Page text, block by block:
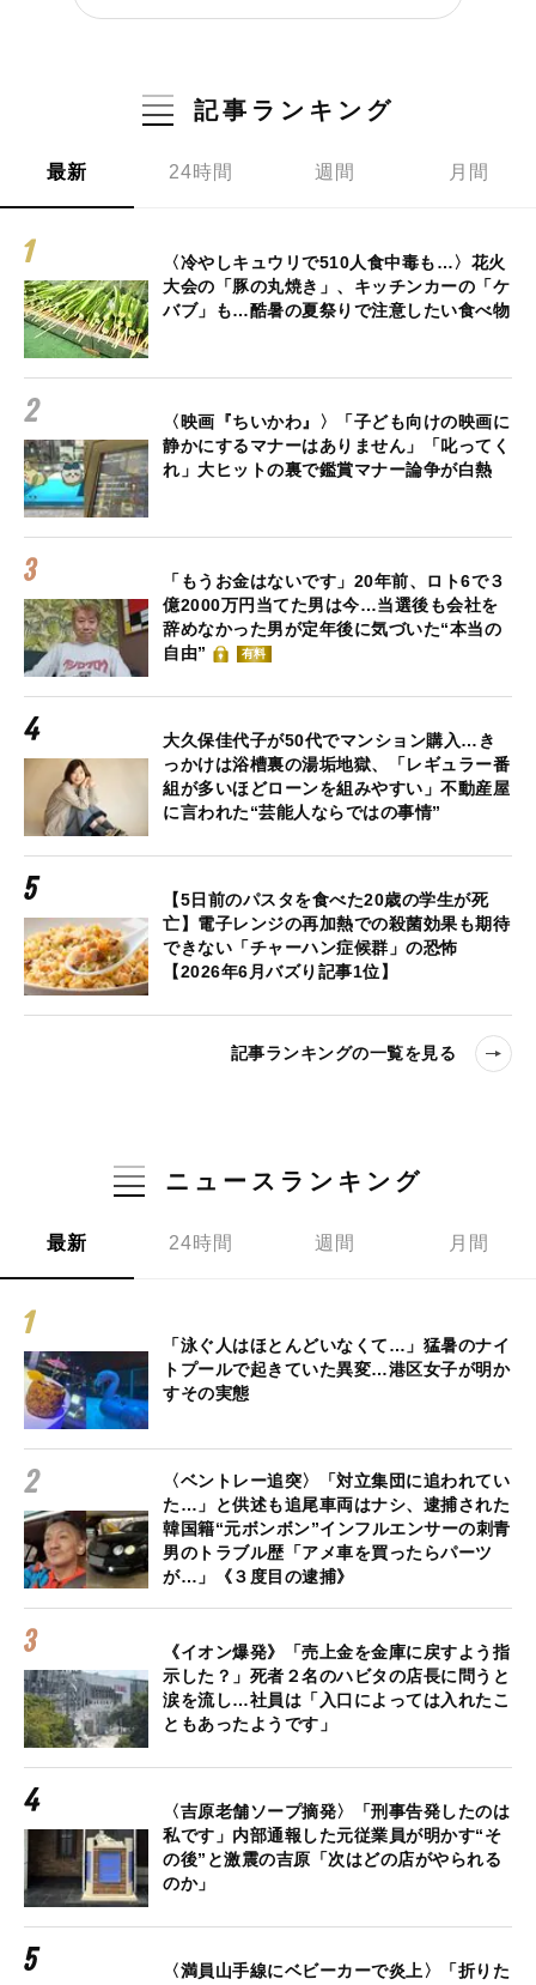
記事ランキング
最新 24時間 週間 月間
〈冷やしキュウリで510人食中毒も…〉花火
大会の「豚の丸焼き」、キッチンカーの「ケ
バブ」も…酷暑の夏祭りで注意したい食べ物
〈映画『ちいかわ』〉「子ども向けの映画に
静かにするマナーはありません」「叱ってく
れ」大ヒットの裏で鑑賞マナー論争が白熱
「もうお金はないです」20年前、ロト6で３
億2000万円当てた男は今…当選後も会社を
辞めなかった男が定年後に気づいた“本当の
自由”
有料
大久保佳代子が50代でマンション購入…き
っかけは浴槽裏の湯垢地獄、「レギュラー番
組が多いほどローンを組みやすい」不動産屋
に言われた“芸能人ならではの事情”
【5日前のパスタを食べた20歳の学生が死
亡】電子レンジの再加熱での殺菌効果も期待
できない「チャーハン症候群」の恐怖
【2026年6月バズり記事1位】
記事ランキングの一覧を見る
ニュースランキング
最新 24時間 週間 月間
「泳ぐ人はほとんどいなくて…」猛暑のナイ
トプールで起きていた異変…港区女子が明か
すその実態
〈ベントレー追突〉「対立集団に追われてい
た…」と供述も追尾車両はナシ、逮捕された
韓国籍“元ボンボン”インフルエンサーの刺青
男のトラブル歴「アメ車を買ったらパーツ
が…」《３度目の逮捕》
《イオン爆発》「売上金を金庫に戻すよう指
示した？」死者２名のハビタの店長に問うと
涙を流し…社員は「入口によっては入れたこ
ともあったようです」
〈吉原老舗ソープ摘発〉「刑事告発したのは
私です」内部通報した元従業員が明かす“そ
の後”と激震の吉原「次はどの店がやられる
のか」
〈満員山手線にベビーカーで炎上〉「折りた